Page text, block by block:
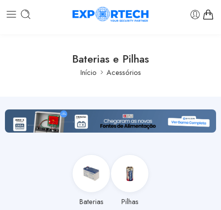
Baterias e Pilhas
Início Acessórios
Baterias Pilhas